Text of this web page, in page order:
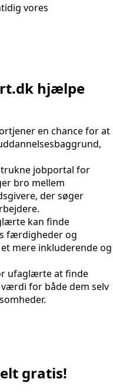
vores
hjælpe
en chance for at
jobportal for
bro mellem
der søger
kan finde
færdigheder og
mere inkluderende og
ufaglærte at finde
for både dem selv
gratis!